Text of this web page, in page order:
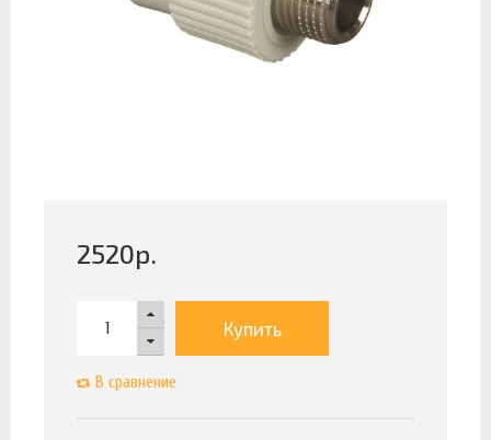
2520р.
Купить
В сравнение